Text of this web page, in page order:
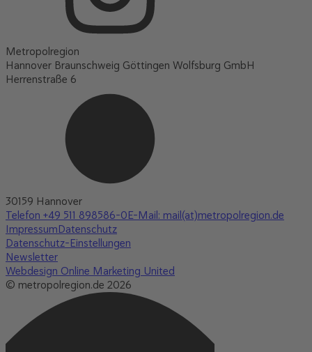
Metropolregion
Hannover Braunschweig Göttingen Wolfsburg GmbH
Herrenstraße 6
30159 Hannover
Telefon +49 511 898586-0E-Mail: mail(at)metropolregion.de
ImpressumDatenschutz
Datenschutz-Einstellungen
Newsletter
Webdesign Online Marketing United
© metropolregion.de 2026